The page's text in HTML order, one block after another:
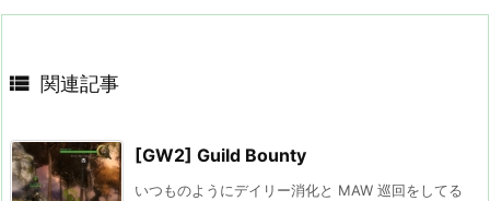
 関連記事
[GW2] Guild Bounty
いつものようにデイリー消化と MAW 巡回をしてる